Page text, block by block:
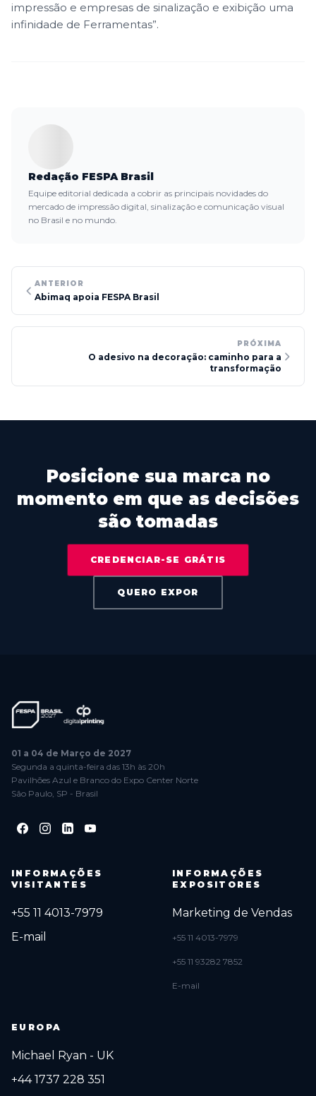
impressão e empresas de sinalização e exibição uma
infinidade de Ferramentas”.
Redação FESPA Brasil
Equipe editorial dedicada a cobrir as principais novidades do
mercado de impressão digital, sinalização e comunicação visual
no Brasil e no mundo.
ANTERIOR
Abimaq apoia FESPA Brasil
PRÓXIMA
O adesivo na decoração: caminho para a
transformação
Posicione sua marca no
momento em que as decisões
são tomadas
CREDENCIAR-SE GRÁTIS
QUERO EXPOR
01 a 04 de Março de 2027
Segunda a quinta-feira das 13h às 20h
Pavilhões Azul e Branco do Expo Center Norte
São Paulo, SP - Brasil
INFORMAÇÕES
VISITANTES
+55 11 4013-7979
E-mail
INFORMAÇÕES
EXPOSITORES
Marketing de Vendas
+55 11 4013-7979
+55 11 93282 7852
E-mail
EUROPA
Michael Ryan - UK
+44 1737 228 351